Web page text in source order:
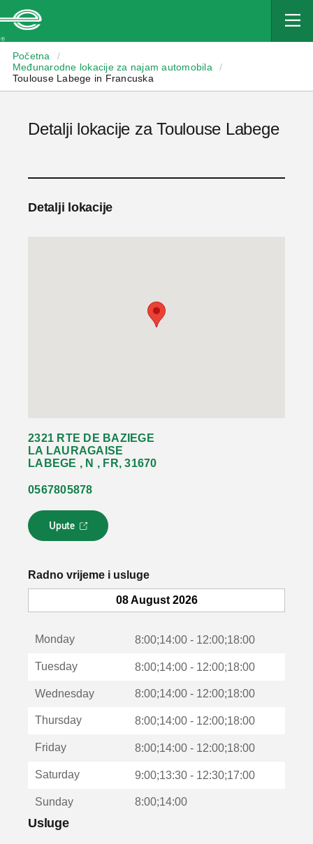
Početna
/
Međunarodne lokacije za najam automobila
/
Toulouse Labege in Francuska
Detalji lokacije za Toulouse Labege
Detalji lokacije
2321 RTE DE BAZIEGE
LA LAURAGAISE
LABEGE , N , FR, 31670
0567805878
Upute
L
i
k
o
u
Radno vrijeme i usluge
08 August 2026
Monday 8:00;14:00 - 12:00;18:00
Tuesday 8:00;14:00 - 12:00;18:00
Wednesday 8:00;14:00 - 12:00;18:00
Thursday 8:00;14:00 - 12:00;18:00
Friday 8:00;14:00 - 12:00;18:00
Saturday 9:00;13:30 - 12:30;17:00
Sunday 8:00;14:00
Usluge